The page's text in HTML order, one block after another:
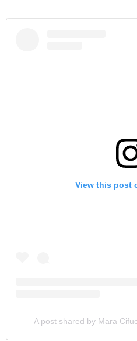
View this post
A post shared by Mara